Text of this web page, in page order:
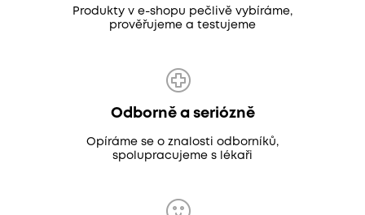
Produkty v e-shopu pečlivě vybíráme,
prověřujeme a testujeme
Odborně a seriózně
Opíráme se o znalosti odborníků,
spolupracujeme s lékaři